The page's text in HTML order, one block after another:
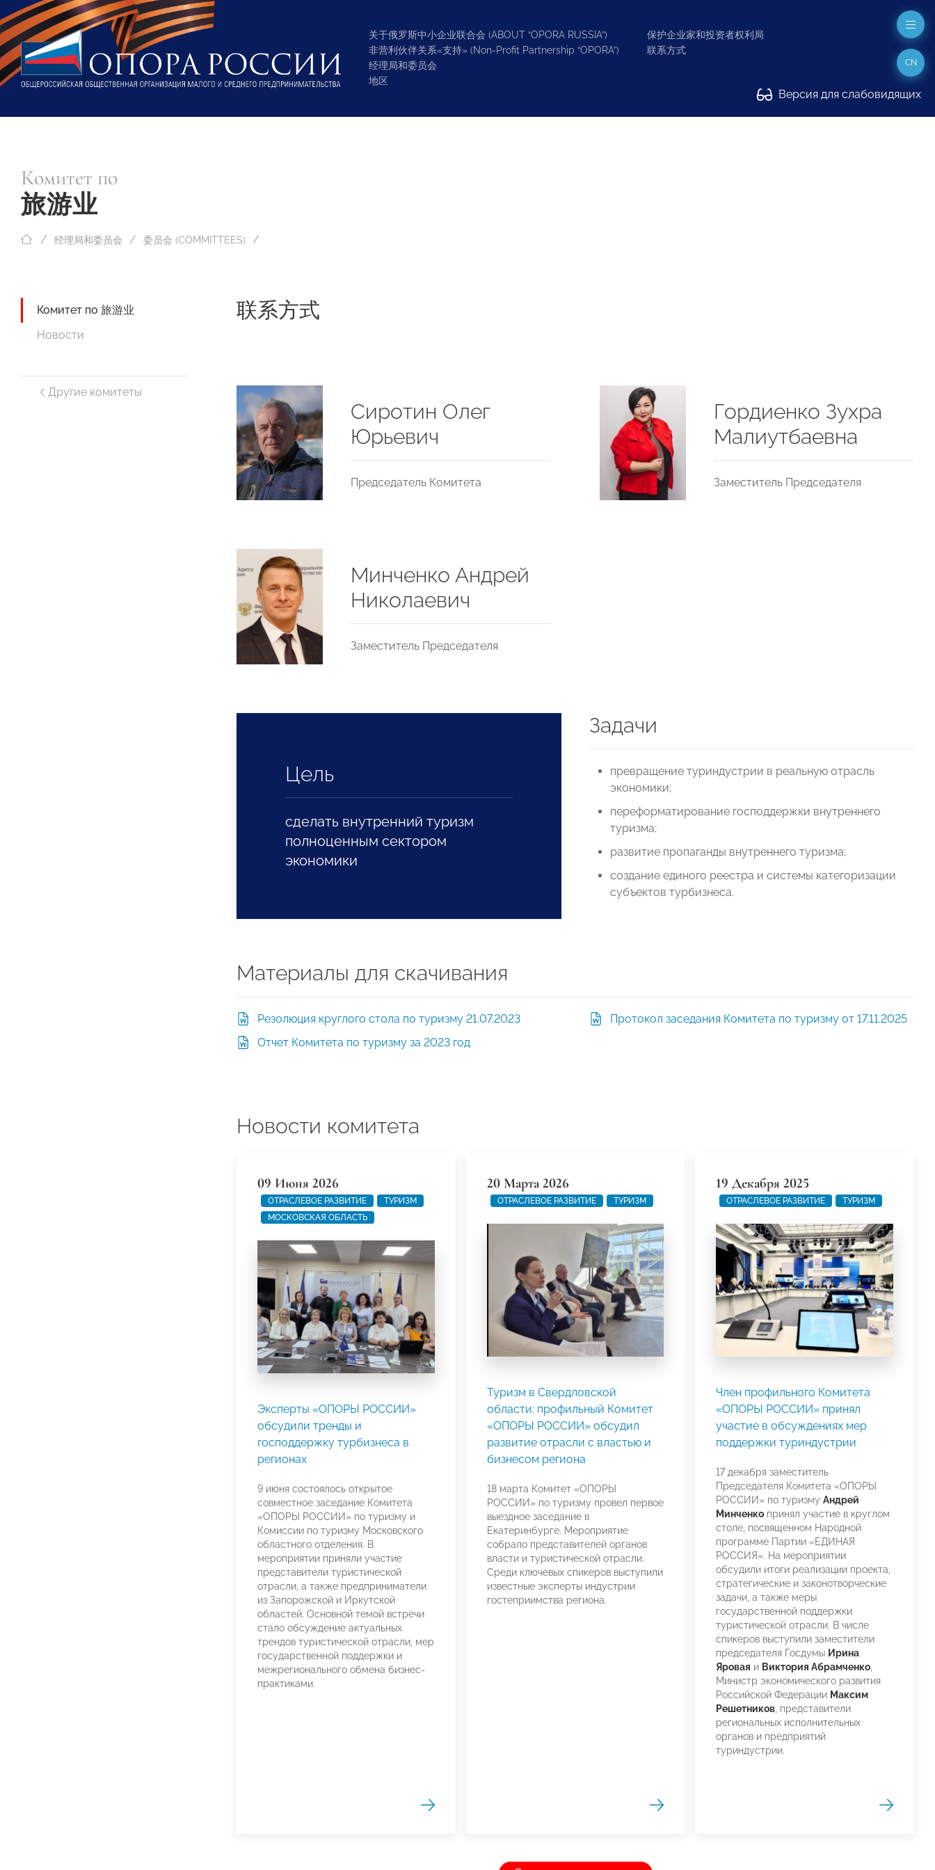
关于俄罗斯中小企业联合会 (ABOUT “OPORA RUSSIA”)
非营利伙伴关系«支持» (Non-Profit Partnership “OPORA”)
经理局和委员会
地区
保护企业家和投资者权利局
联系方式
Версия для слабовидящих
CN
Комитет по
旅游业
经理局和委员会 委员会 (COMMITTEES)
Комитет по 旅游业
Новости
Другие комитеты
联系方式
Сиротин Олег
Юрьевич
Председатель Комитета
Гордиенко Зухра
Малиутбаевна
Заместитель Председателя
Минченко Андрей
Николаевич
Заместитель Председателя
Цель
сделать внутренний туризм
полноценным сектором
экономики
Задачи
превращение туриндустрии в реальную отрасль
экономики;
переформатирование господдержки внутреннего
туризма;
развитие пропаганды внутреннего туризма;
создание единого реестра и системы категоризации
субъектов турбизнеса.
Материалы для скачивания
Резолюция круглого стола по туризму 21.07.2023
Отчет Комитета по туризму за 2023 год
Протокол заседания Комитета по туризму от 17.11.2025
Новости комитета
09 Июня 2026
ОТРАСЛЕВОЕ РАЗВИТИЕ
ТУРИЗМ
МОСКОВСКАЯ ОБЛАСТЬ
Эксперты «ОПОРЫ РОССИИ»
обсудили тренды и
господдержку турбизнеса в
регионах
9 июня состоялось открытое
совместное заседание Комитета
«ОПОРЫ РОССИИ» по туризму и
Комиссии по туризму Московского
областного отделения. В
мероприятии приняли участие
представители туристической
отрасли, а также предприниматели
из Запорожской и Иркутской
областей. Основной темой встречи
стало обсуждение актуальных
трендов туристической отрасли, мер
государственной поддержки и
межрегионального обмена бизнес-
практиками.
20 Марта 2026
ОТРАСЛЕВОЕ РАЗВИТИЕ ТУРИЗМ
Туризм в Свердловской
области: профильный Комитет
«ОПОРЫ РОССИИ» обсудил
развитие отрасли с властью и
бизнесом региона
18 марта Комитет «ОПОРЫ
РОССИИ» по туризму провел первое
выездное заседание в
Екатеринбурге. Мероприятие
собрало представителей органов
власти и туристической отрасли.
Среди ключевых спикеров выступили
известные эксперты индустрии
гостеприимства региона.
19 Декабря 2025
ОТРАСЛЕВОЕ РАЗВИТИЕ ТУРИЗМ
Член профильного Комитета
«ОПОРЫ РОССИИ» принял
участие в обсуждениях мер
поддержки туриндустрии
17 декабря заместитель
Председателя Комитета «ОПОРЫ
РОССИИ» по туризмуАндрей
Минченко принял участие в круглом
столе, посвященном Народной
программе Партии «ЕДИНАЯ
РОССИЯ». На мероприятии
обсудили итоги реализации проекта,
стратегические и законотворческие
задачи, а также меры
государственной поддержки
туристической отрасли. В числе
спикеров выступили заместители
председателя Госдумы Ирина
Яровая и Виктория Абрамченко
Министр экономического развития
Российской Федерации Максим
Решетников , представители
региональных исполнительных
органов и предприятий
туриндустрии.